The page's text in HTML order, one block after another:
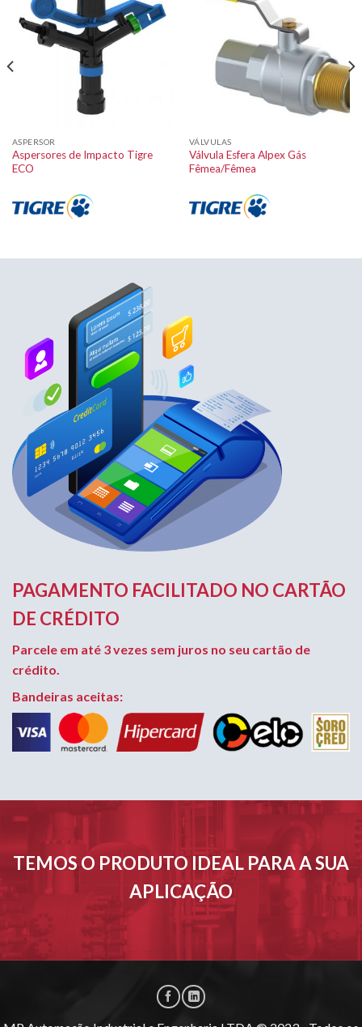
ASPERSOR
Aspersores de Impacto Tigre
ECO
VÁLVULAS
Válvula Esfera Alpex Gás
Fêmea/Fêmea
PAGAMENTO FACILITADO NO CARTÃO
DE CRÉDITO
Parcele em até 3 vezes sem juros no seu cartão de
crédito.
Bandeiras aceitas:
TEMOS O PRODUTO IDEAL PARA A SUA
APLICAÇÃO